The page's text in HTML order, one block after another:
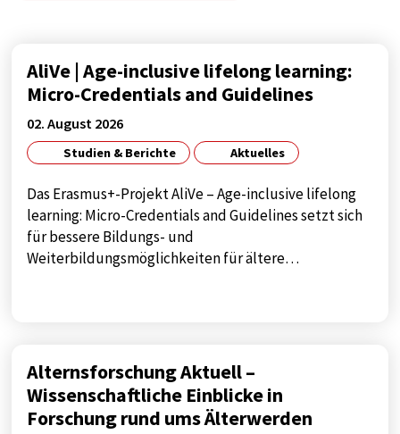
AliVe | Age-inclusive lifelong learning:
Micro-Credentials and Guidelines
02. August 2026
Studien & Berichte Aktuelles
Das Erasmus+-Projekt AliVe – Age-inclusive lifelong
learning: Micro-Credentials and Guidelines setzt sich
für bessere Bildungs- und
Weiterbildungsmöglichkeiten für ältere…
Alternsforschung Aktuell –
Wissenschaftliche Einblicke in
Forschung rund ums Älterwerden
Cookie Laufzeit:
1 year
STATISTIK
Statistik Cookies sammeln anonyme
Informationen über das Nutzerverhalten. Diese
Informationen helfen uns, das Verhalten unserer
Nutzer auf unserer Webseite besser zu
verstehen.
google_tagmanager
Anbieter:
Google